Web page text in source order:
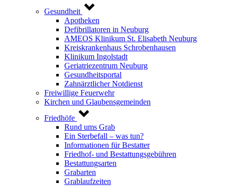
Gesundheit
Apotheken
Defibrillatoren in Neuburg
AMEOS Klinikum St. Elisabeth Neuburg
Kreiskrankenhaus Schrobenhausen
Klinikum Ingolstadt
Geriatriezentrum Neuburg
Gesundheitsportal
Zahnärztlicher Notdienst
Freiwillige Feuerwehr
Kirchen und Glaubensgemeinden
Friedhöfe
Rund ums Grab
Ein Sterbefall – was tun?
Informationen für Bestatter
Friedhof- und Bestattungsgebühren
Bestattungsarten
Grabarten
Grablaufzeiten